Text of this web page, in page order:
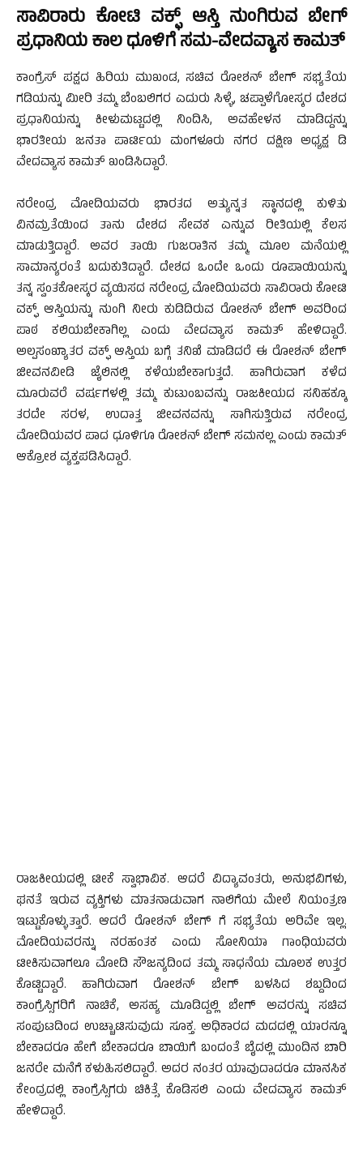
ಸಾವಿರಾರು ಕೋಟಿ ವಕ್ಫ್ ಆಸ್ತಿ ನುಂಗಿರುವ ಬೇಗ್
ಪ್ರಧಾನಿಯ ಕಾಲ ಧೂಳಿಗೆ ಸಮ-ವೇದವ್ಯಾಸ ಕಾಮತ್
ಕಾಂಗ್ರೆಸ್ ಪಕ್ಷದ ಹಿರಿಯ ಮುಖಂಡ, ಸಚಿವ ರೋಶನ್ ಬೇಗ್ ಸಭ್ಯತೆಯ
ಗಡಿಯನ್ನು ಮೀರಿ ತಮ್ಮ ಬೆಂಬಲಿಗರ ಎದುರು ಸಿಳ್ಳೆ, ಚಪ್ಪಾಳೆಗೋಸ್ಕರ ದೇಶದ
ಪ್ರಧಾನಿಯನ್ನು ಕೀಳುಮಟ್ಟದಲ್ಲಿ ನಿಂದಿಸಿ, ಅವಹೇಳನ ಮಾಡಿದ್ದನ್ನು
ಭಾರತೀಯ ಜನತಾ ಪಾರ್ಟಿಯ ಮಂಗಳೂರು ನಗರ ದಕ್ಷಿಣ ಅಧ್ಯಕ್ಷ ಡಿ
ವೇದವ್ಯಾಸ ಕಾಮತ್ ಖಂಡಿಸಿದ್ದಾರೆ.
ನರೇಂದ್ರ ಮೋದಿಯವರು ಭಾರತದ ಅತ್ಯುನ್ನತ ಸ್ಥಾನದಲ್ಲಿ ಕುಳಿತು
ವಿನಮ್ರತೆಯಿಂದ ತಾನು ದೇಶದ ಸೇವಕ ಎನ್ನುವ ರೀತಿಯಲ್ಲಿ ಕೆಲಸ
ಮಾಡುತ್ತಿದ್ದಾರೆ. ಅವರ ತಾಯಿ ಗುಜರಾತಿನ ತಮ್ಮ ಮೂಲ ಮನೆಯಲ್ಲಿ
ಸಾಮಾನ್ಯರಂತೆ ಬದುಕುತಿದ್ದಾರೆ. ದೇಶದ ಒಂದೇ ಒಂದು ರೂಪಾಯಿಯನ್ನು
ತನ್ನ ಸ್ವಂತಕೋಸ್ಕರ ವ್ಯಯಿಸದ ನರೇಂದ್ರ ಮೋದಿಯವರು ಸಾವಿರಾರು ಕೋಟಿ
ವಕ್ಫ್ ಆಸ್ತಿಯನ್ನು ನುಂಗಿ ನೀರು ಕುಡಿದಿರುವ ರೋಶನ್ ಬೇಗ್ ಅವರಿಂದ
ಪಾಠ ಕಲಿಯಬೇಕಾಗಿಲ್ಲ ಎಂದು ವೇದವ್ಯಾಸ ಕಾಮತ್ ಹೇಳಿದ್ದಾರೆ.
ಅಲ್ಪಸಂಖ್ಯಾತರ ವಕ್ಫ್ ಆಸ್ತಿಯ ಬಗ್ಗೆ ತನಿಖೆ ಮಾಡಿದರೆ ಈ ರೋಶನ್ ಬೇಗ್
ಜೀವನವೀಡಿ ಜೈಲಿನಲ್ಲಿ ಕಳೆಯಬೇಕಾಗುತ್ತದೆ. ಹಾಗಿರುವಾಗ ಕಳೆದ
ಮೂರುವರೆ ವರ್ಷಗಳಲ್ಲಿ ತಮ್ಮ ಕುಟುಂಬವನ್ನು ರಾಜಕೀಯದ ಸನಿಹಕ್ಕೂ
ತರದೇ ಸರಳ, ಉದಾತ್ತ ಜೀವನವನ್ನು ಸಾಗಿಸುತ್ತಿರುವ ನರೇಂದ್ರ
ಮೋದಿಯವರ ಪಾದ ಧೂಳಿಗೂ ರೋಶನ್ ಬೇಗ್ ಸಮನಲ್ಲ ಎಂದು ಕಾಮತ್
ಆಕ್ರೋಶ ವ್ಯಕ್ತಪಡಿಸಿದ್ದಾರೆ.
ರಾಜಕೀಯದಲ್ಲಿ ಟೀಕೆ ಸ್ವಾಭಾವಿಕ. ಆದರೆ ವಿದ್ಯಾವಂತರು, ಅನುಭವಿಗಳು,
ಘನತೆ ಇರುವ ವ್ಯಕ್ತಿಗಳು ಮಾತನಾಡುವಾಗ ನಾಲಿಗೆಯ ಮೇಲೆ ನಿಯಂತ್ರಣ
ಇಟ್ಟುಕೊಳ್ಳುತ್ತಾರೆ. ಆದರೆ ರೋಶನ್ ಬೇಗ್ ಗೆ ಸಭ್ಯತೆಯ ಅರಿವೇ ಇಲ್ಲ.
ಮೋದಿಯವರನ್ನು ನರಹಂತಕ ಎಂದು ಸೋನಿಯಾ ಗಾಂಧಿಯವರು
ಟೀಕಿಸುವಾಗಲೂ ಮೋದಿ ಸೌಜನ್ಯದಿಂದ ತಮ್ಮ ಸಾಧನೆಯ ಮೂಲಕ ಉತ್ತರ
ಕೊಟ್ಟಿದ್ದಾರೆ. ಹಾಗಿರುವಾಗ ರೋಶನ್ ಬೇಗ್ ಬಳಸಿದ ಶಬ್ದದಿಂದ
ಕಾಂಗ್ರೆಸ್ಸಿಗರಿಗೆ ನಾಚಿಕೆ, ಅಸಹ್ಯ ಮೂಡಿದ್ದಲ್ಲಿ ಬೇಗ್ ಅವರನ್ನು ಸಚಿವ
ಸಂಪುಟದಿಂದ ಉಚ್ಚಾಟಿಸುವುದು ಸೂಕ್ತ. ಅಧಿಕಾರದ ಮದದಲ್ಲಿ ಯಾರನ್ನೂ
ಬೇಕಾದರೂ ಹೇಗೆ ಬೇಕಾದರೂ ಬಾಯಿಗೆ ಬಂದಂತೆ ಬೈದಲ್ಲಿ ಮುಂದಿನ ಬಾರಿ
ಜನರೇ ಮನೆಗೆ ಕಳುಹಿಸಲಿದ್ದಾರೆ. ಅದರ ನಂತರ ಯಾವುದಾದರೂ ಮಾನಸಿಕ
ಕೇಂದ್ರದಲ್ಲಿ ಕಾಂಗ್ರೆಸ್ಸಿಗರು ಚಿಕಿತ್ಸೆ ಕೊಡಿಸಲಿ ಎಂದು ವೇದವ್ಯಾಸ ಕಾಮತ್
ಹೇಳಿದ್ದಾರೆ.